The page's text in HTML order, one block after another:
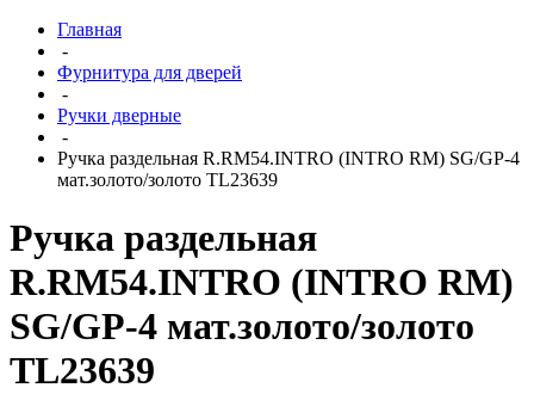
Главная
-
Фурнитура для дверей
-
Ручки дверные
-
Ручка раздельная R.RM54.INTRO (INTRO RM) SG/GP-4
мат.золото/золото TL23639
Ручка раздельная
R.RM54.INTRO (INTRO RM)
SG/GP-4 мат.золото/золото
TL23639